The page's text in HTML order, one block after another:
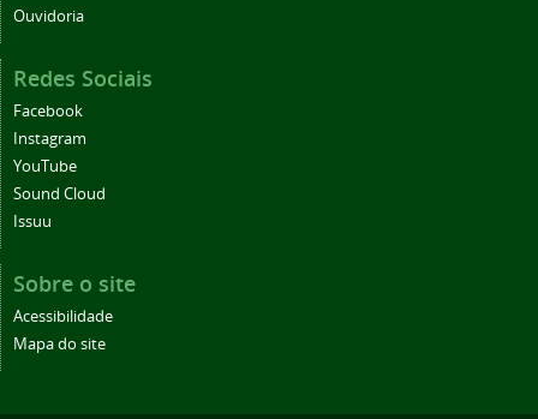
Ouvidoria
Redes Sociais
Facebook
Instagram
YouTube
Sound Cloud
Issuu
Sobre o site
Acessibilidade
Mapa do site